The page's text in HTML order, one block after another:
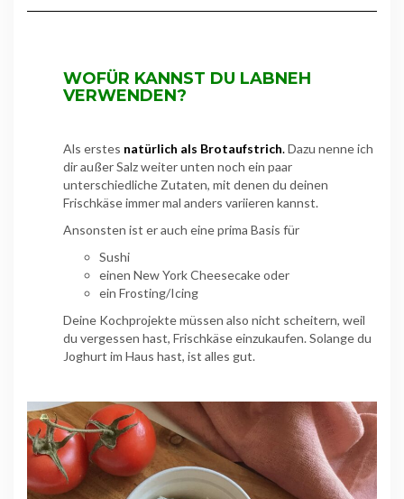
WOFÜR KANNST DU LABNEH
VERWENDEN?
Als erstes natürlich als Brotaufstrich.Dazu nenne ich
dir außer Salz weiter unten noch ein paar
unterschiedliche Zutaten, mit denen du deinen
Frischkäse immer mal anders variieren kannst.
Ansonsten ist er auch eine prima Basis für
Sushi
einen New York Cheesecake oder
ein Frosting/Icing
Deine Kochprojekte müssen also nicht scheitern, weil
du vergessen hast, Frischkäse einzukaufen. Solange du
Joghurt im Haus hast, ist alles gut.